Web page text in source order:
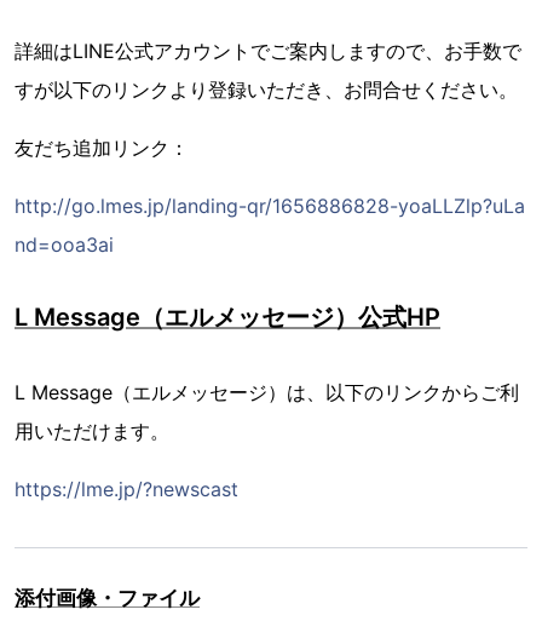
詳細はLINE公式アカウントでご案内しますので、お手数で
すが以下のリンクより登録いただき、お問合せください。
友だち追加リンク：
http://go.lmes.jp/landing-qr/1656886828-yoaLLZlp?uLa
nd=ooa3ai
L Message（エルメッセージ）公式HP
L Message（エルメッセージ）は、以下のリンクからご利
用いただけます。
https://lme.jp/?newscast
添付画像・ファイル